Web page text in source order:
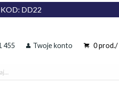
DD22
455 Twoje konto 0 prod./